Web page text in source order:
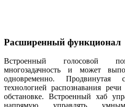
Расширенный функционал
Встроенный голосовой
многозадачность и может
одновременно. Продвинутая
технологией распознавания
обстановке. Встроенный хаб